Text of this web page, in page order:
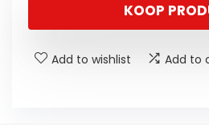
KOOP
Add to wishlist Add to